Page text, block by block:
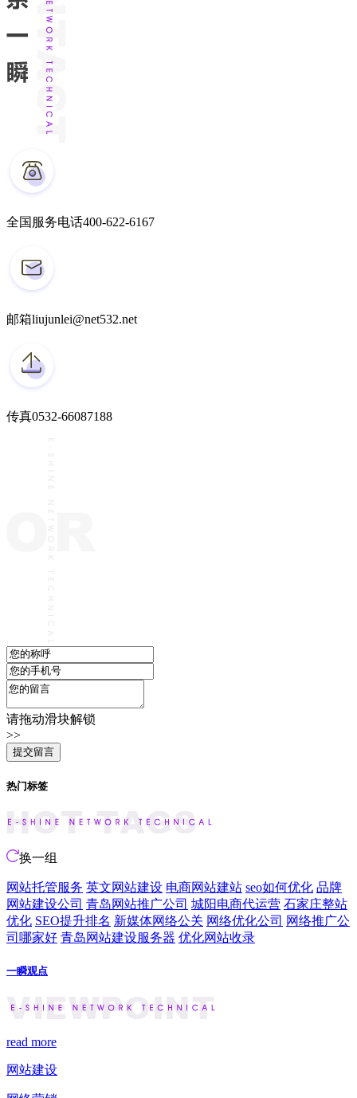
全国服务电话400-622-6167
邮箱liujunlei@net532.net
传真0532-66087188
请拖动滑块解锁
>>
热门标签
换一组
网站托管服务 英文网站建设 电商网站建站 seo如何优化 品牌
网站建设公司 青岛网站推广公司 城阳电商代运营 石家庄整站
优化 SEO提升排名 新媒体网络公关 网络优化公司 网络推广公
司哪家好 青岛网站建设服务器 优化网站收录
一瞬观点
read more
网站建设